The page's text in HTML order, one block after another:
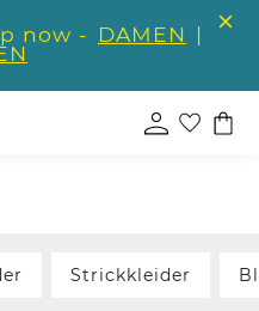
now - DAMEN |
Strickkleider